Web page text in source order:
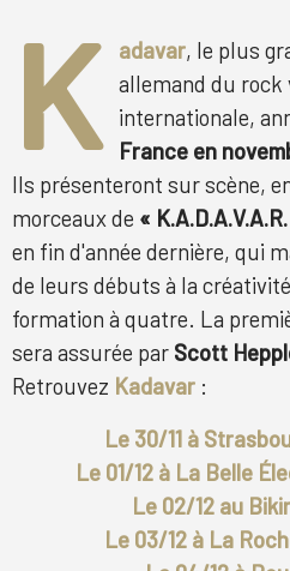
K adavar, le plus
allemand du rock
internationale,
France en
Ils présenteront sur scène,
morceaux de «
en fin d'année dernière, qui
de leurs débuts à la
formation à quatre. La
sera assurée par Scott
Retrouvez Kadavar :
Le 30/11 à
Le 01/12 à La Belle
Le 02/12 au
Le 03/12 à La